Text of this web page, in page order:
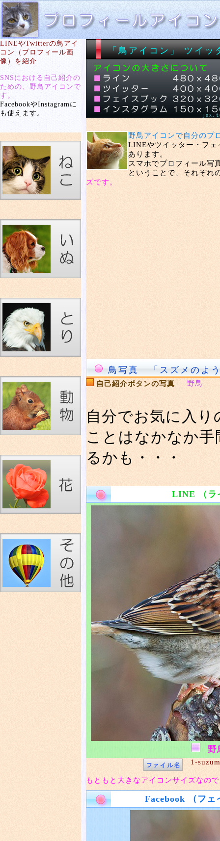
LINEやTwitterの鳥アイ
コン（プロフィール画
像）を紹介
SNSにおける自己紹介の
ための、野鳥アイコンで
す。
FacebookやInstagramに
も使えます。
「鳥アイコン」 ツイッ
野鳥アイコンで自分のプ
LINEやツイッター・フェ
あります。
スマホでプロフィール写
ということで、それぞれ
ズです。
鳥写真 「スズメのよ
自己紹介ボタンの写真 野鳥
自分でお気に入
ことはなかなか
るかも・・・
LINE （ラ
野
1-
もともと大きなアイコンサイズなの
Facebook （フェ